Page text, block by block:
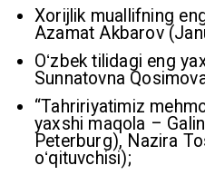
Xorijlik muallifning
Azamat Akbarov
Oʻzbek tilidagi eng
Sunnatovna
“Tahririyatimiz
yaxshi maqola –
Peterburg), Nazira
oʻqituvchisi);